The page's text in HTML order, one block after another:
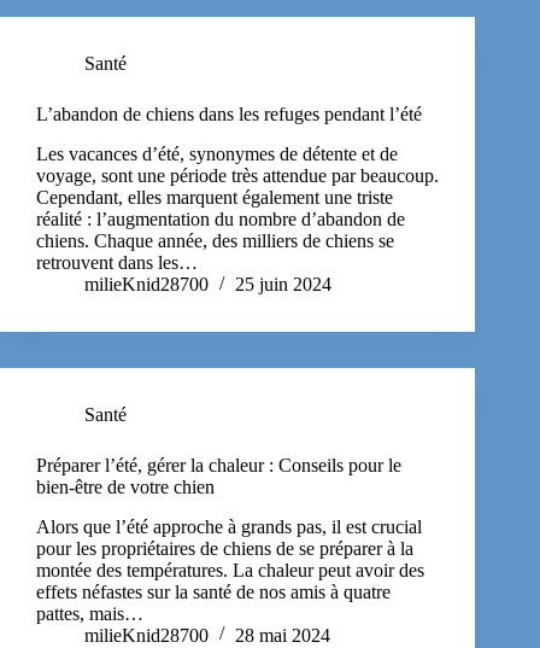
Santé
L’abandon de chiens dans les refuges pendant l’été
Les vacances d’été, synonymes de détente et de
voyage, sont une période très attendue par beaucoup.
Cependant, elles marquent également une triste
réalité : l’augmentation du nombre d’abandon de
chiens. Chaque année, des milliers de chiens se
retrouvent dans les…
milieKnid28700
25 juin 2024
Santé
Préparer l’été, gérer la chaleur : Conseils pour le
bien-être de votre chien
Alors que l’été approche à grands pas, il est crucial
pour les propriétaires de chiens de se préparer à la
montée des températures. La chaleur peut avoir des
effets néfastes sur la santé de nos amis à quatre
pattes, mais…
milieKnid28700
28 mai 2024